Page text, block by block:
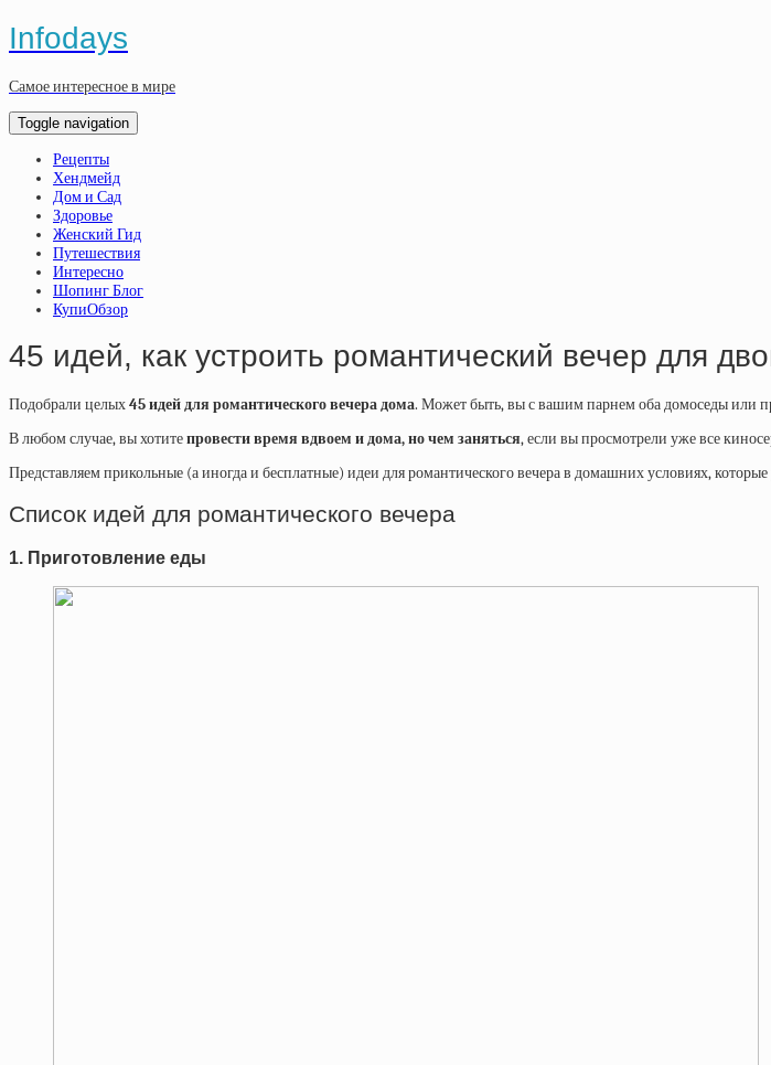
Infodays
Самое интересное в мире
Toggle navigation
Рецепты
Хендмейд
Дом и Сад
Здоровье
Женский Гид
Путешествия
Интересно
Шопинг Блог
КупиОбзор
45 идей, как устроить романтический вечер для
Подобрали целых45 идей для романтического вечера дома. Может быть, вы с вашим парнем оба домоседы или
В любом случае, вы хотитепровести время вдвоем и дома, но чем заняться, если вы просмотрели уже все
Представляем прикольные (а иногда и бесплатные) идеи для романтического вечера в домашних условиях,
Список идей для романтического вечера
1. Приготовление еды